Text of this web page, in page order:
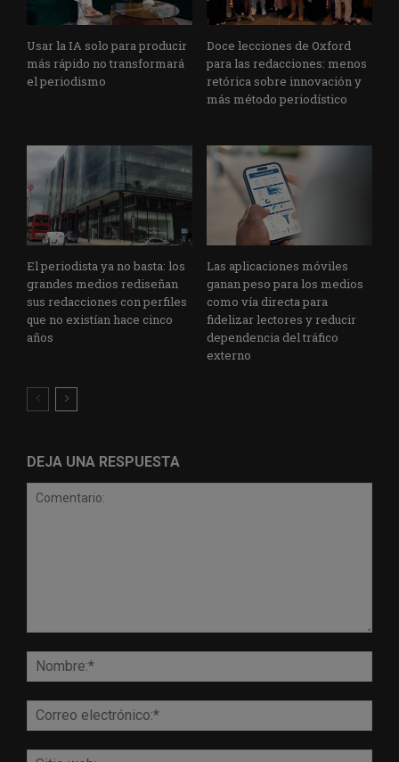
Usar la IA solo para producir
más rápido no transformará
el periodismo
Doce lecciones de Oxford
para las redacciones: menos
retórica sobre innovación y
más método periodístico
El periodista ya no basta: los
grandes medios rediseñan
sus redacciones con perfiles
que no existían hace cinco
años
Las aplicaciones móviles
ganan peso para los medios
como vía directa para
fidelizar lectores y reducir
dependencia del tráfico
externo
DEJA UNA RESPUESTA